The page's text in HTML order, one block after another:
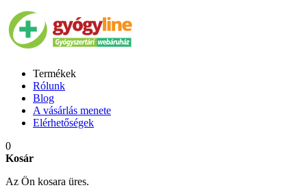
Termékek
Rólunk
Blog
A vásárlás menete
Elérhetőségek
0
Kosár
Az Ön kosara üres.